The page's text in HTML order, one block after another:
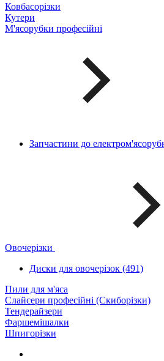
Ковбасорізки
Кутери
М'ясорубки професійні
Запчастини до
Овочерізки
Диски для овочерізок (491)
Пили для м'яса
Слайсери професійні (Скиборізки)
Тендерайзери
Фаршемішалки
Шпигорізки